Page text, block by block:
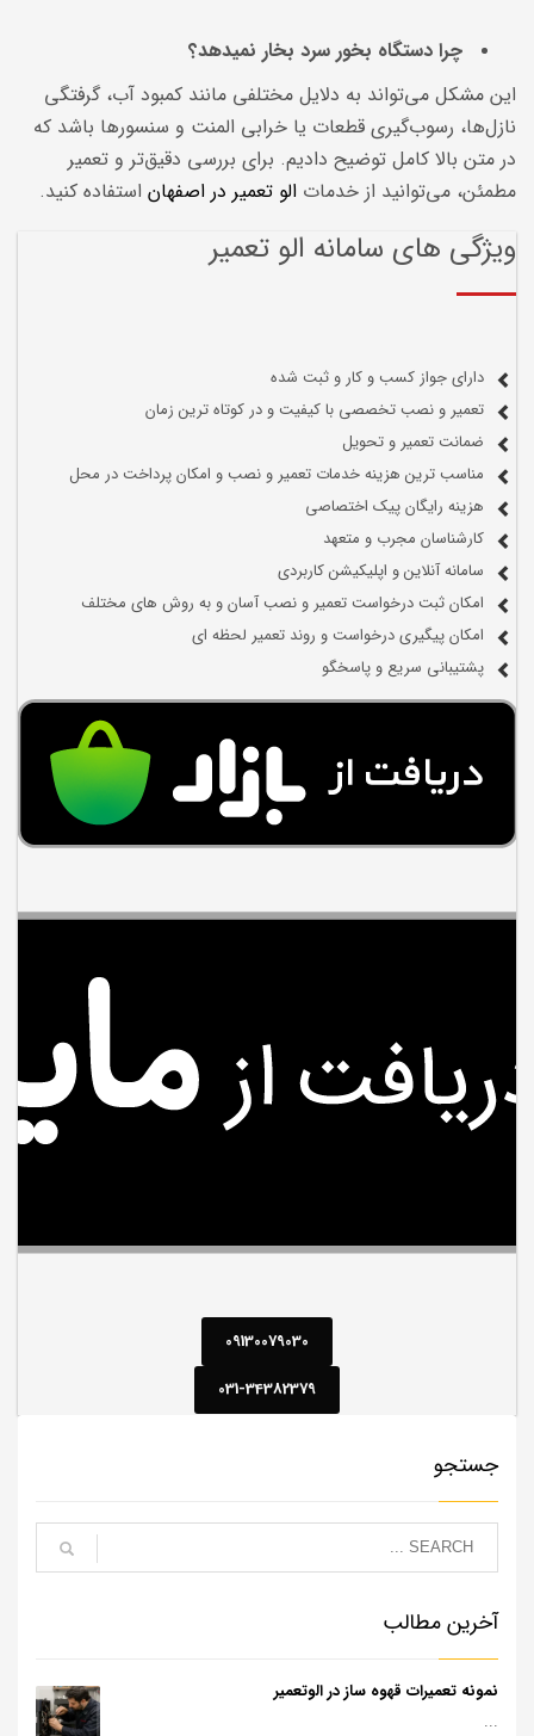
چرا دستگاه بخور سرد بخار نمیدهد؟
این مشکل می‌تواند به دلایل مختلفی مانند کمبود آب، گرفتگی
نازل‌ها، رسوب‌گیری قطعات یا خرابی المنت و سنسورها باشد که
در متن بالا کامل توضیح دادیم. برای بررسی دقیق‌تر و تعمیر
مطمئن، می‌توانید از خدمات الو تعمیر در اصفهان استفاده کنید.
ویژگی های سامانه الو تعمیر
دارای جواز کسب و کار و ثبت شده
تعمیر و نصب تخصصی با کیفیت و در کوتاه ترین زمان
ضمانت تعمیر و تحویل
مناسب ترین هزینه خدمات تعمیر و نصب و امکان پرداخت در محل
هزینه رایگان پیک اختصاصی
کارشناسان مجرب و متعهد
سامانه آنلاین و اپلیکیشن کاربردی
امکان ثبت درخواست تعمیر و نصب آسان و به روش های مختلف
امکان پیگیری درخواست و روند تعمیر لحظه ای
پشتیبانی سریع و پاسخگو
09130079030
031-34382379
جستجو
آخرین مطالب
نمونه تعمیرات قهوه ساز در الوتعمیر
...